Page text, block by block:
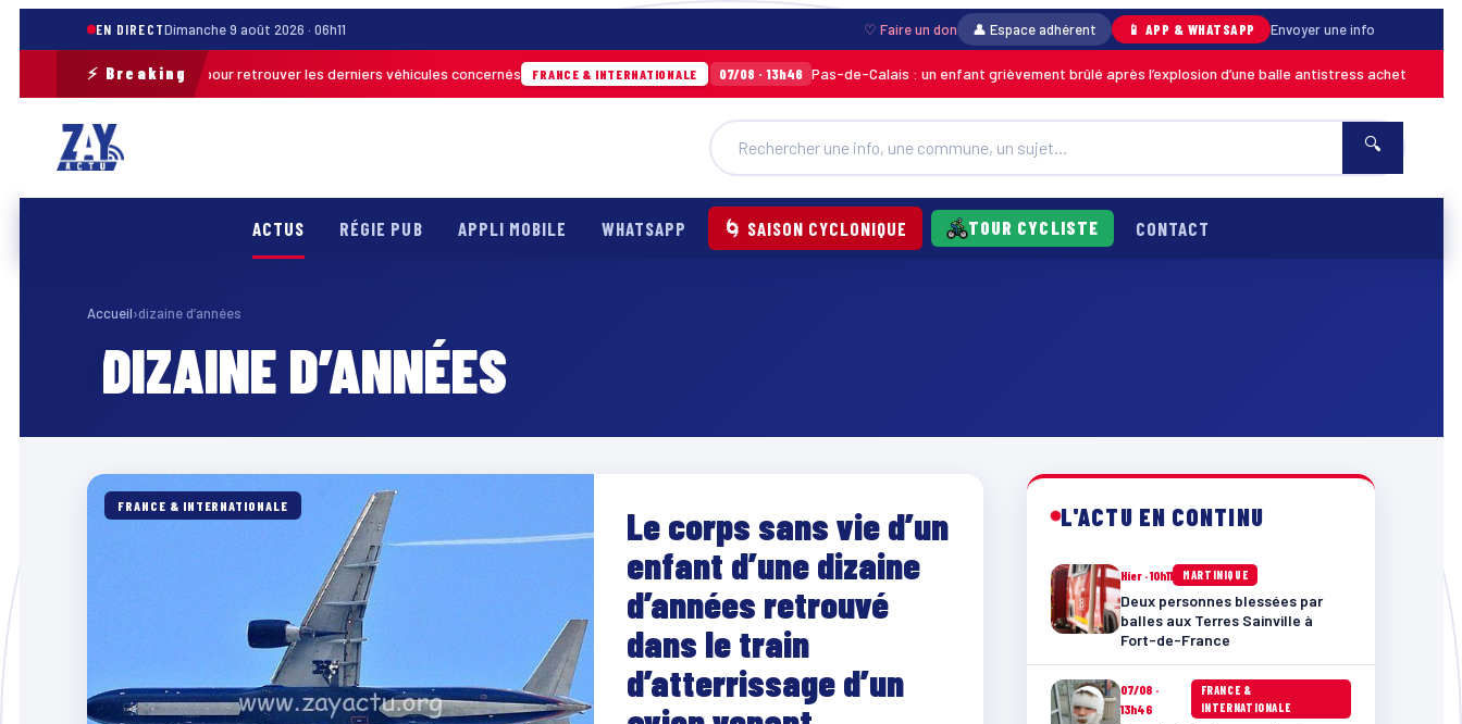
EN DIRECTDimanche 9 août 2026 · 06h11 ♡ Faire un don 👤 Espace adhérent 📱 APP & WHATSAPP Envoyer une info
⚡ Breaking
opération de terrain pour retrouver les derniers véhicules concernés FRANCE & INTERNATIONALE 07/08 · 13h46 Pas-de-Calais : un enfant grièvement brûlé après l’explosion d’une balle antistress achetée en
🔍
ACTUS RÉGIE PUB APPLI MOBILE WHATSAPP 🌀 SAISON CYCLONIQUE TOUR CYCLISTE CONTACT
Accueil›dizaine d’années
DIZAINE D’ANNÉES
FRANCE & INTERNATIONALE
Le corps sans vie d’un
enfant d’une dizaine
d’années retrouvé
dans le train
d’atterrissage d’un
L'ACTU EN CONTINU
Hier · 10h11 MARTINIQUE
Deux personnes blessées par
balles aux Terres Sainville à
Fort-de-France
07/08 ·
13h46
FRANCE &
INTERNATIONALE